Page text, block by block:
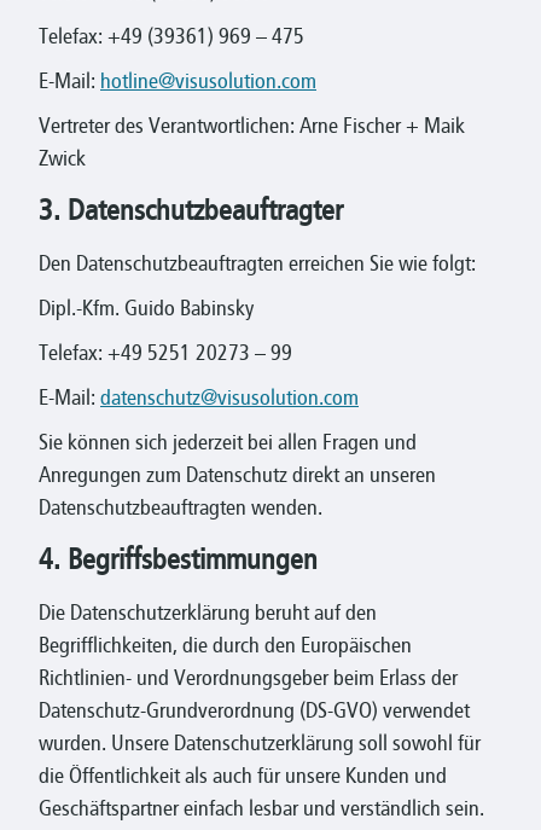
Telefax: +49 (39361) 969 – 475
E-Mail: hotline@visusolution.com
Vertreter des Verantwortlichen: Arne Fischer + Maik
Zwick
3. Datenschutzbeauftragter
Den Datenschutzbeauftragten erreichen Sie wie folgt:
Dipl.-Kfm. Guido Babinsky
Telefax: +49 5251 20273 – 99
E-Mail: datenschutz@visusolution.com
Sie können sich jederzeit bei allen Fragen und
Anregungen zum Datenschutz direkt an unseren
Datenschutzbeauftragten wenden.
4. Begriffsbestimmungen
Die Datenschutzerklärung beruht auf den
Begrifflichkeiten, die durch den Europäischen
Richtlinien- und Verordnungsgeber beim Erlass der
Datenschutz-Grundverordnung (DS-GVO) verwendet
wurden. Unsere Datenschutzerklärung soll sowohl für
die Öffentlichkeit als auch für unsere Kunden und
Geschäftspartner einfach lesbar und verständlich sein.